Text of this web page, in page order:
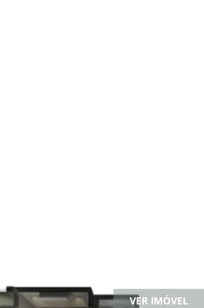
VER IMÓVEL